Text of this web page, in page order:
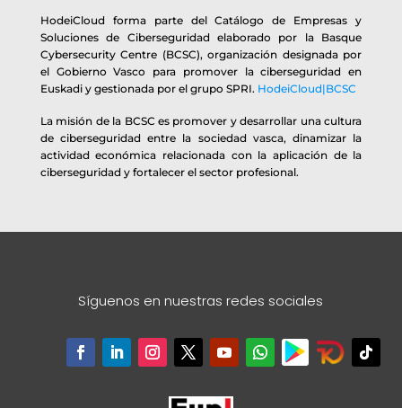
HodeiCloud forma parte del Catálogo de Empresas y
Soluciones de Ciberseguridad elaborado por la Basque
Cybersecurity Centre (BCSC), organización designada por
el Gobierno Vasco para promover la ciberseguridad en
Euskadi y gestionada por el grupo SPRI. HodeiCloud|BCSC
La misión de la BCSC es promover y desarrollar una cultura
de ciberseguridad entre la sociedad vasca, dinamizar la
actividad económica relacionada con la aplicación de la
ciberseguridad y fortalecer el sector profesional.
Síguenos en nuestras redes sociales